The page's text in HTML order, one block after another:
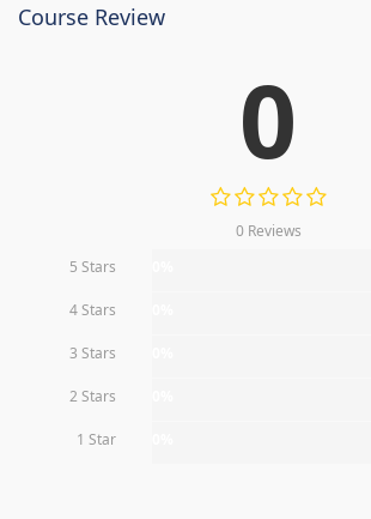
Course Review
0
0 Reviews
5 Stars
4 Stars
3 Stars
2 Stars
1 Star